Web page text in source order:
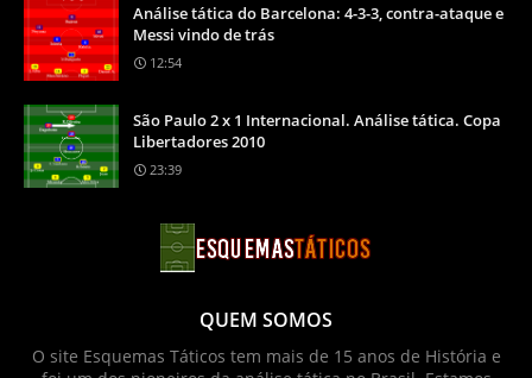
Análise tática do Barcelona: 4-3-3, contra-ataque e
Messi vindo de trás
12:54
São Paulo 2 x 1 Internacional. Análise tática. Copa
Libertadores 2010
23:39
QUEM SOMOS
O site Esquemas Táticos tem mais de 15 anos de História e